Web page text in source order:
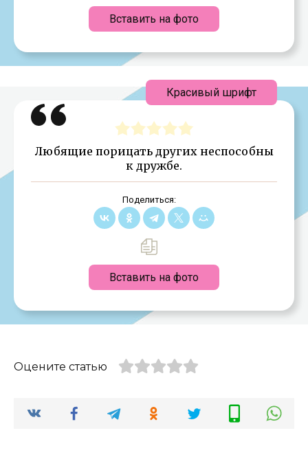
Вставить на фото
Любящие порицать других неспособны
к дружбе.
Поделиться:
Вставить на фото
Красивый шрифт
Оцените статью